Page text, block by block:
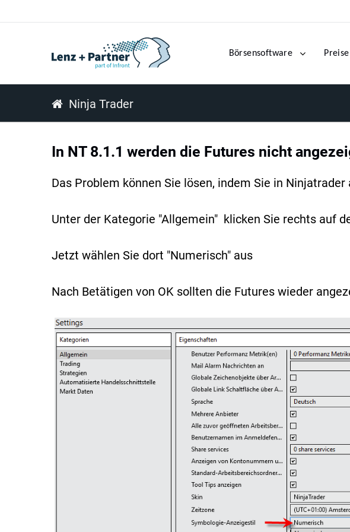
Börsensoftware Preise
Ninja Trader
In NT 8.1.1 werden die Futures nicht
Das Problem können Sie lösen, indem Sie in
Unter der Kategorie "Allgemein" klicken Sie rechts auf
Jetzt wählen Sie dort "Numerisch" aus
Nach Betätigen von OK sollten die Futures wieder